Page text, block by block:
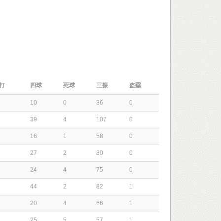
四球 死球 三振 盗塁
10 0 36 0
39 4 107 0
16 1 58 0
27 2 80 0
24 4 75 0
44 2 82 1
20 4 66 1